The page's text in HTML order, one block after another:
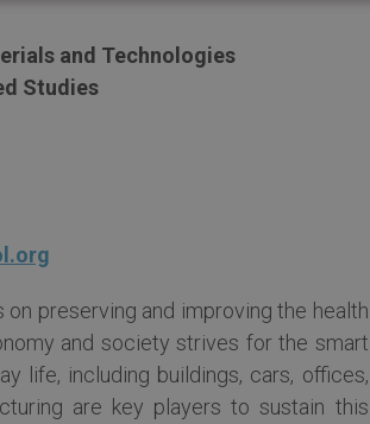
and Technologies
Studies
preserving and improving the health
and society strives for the smart
life, including buildings, cars, offices,
are key players to sustain this